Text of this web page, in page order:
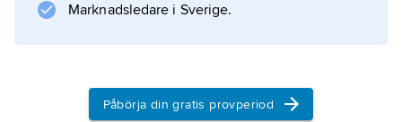
Marknadsledare i Sverige.
Påbörja din gratis provperiod